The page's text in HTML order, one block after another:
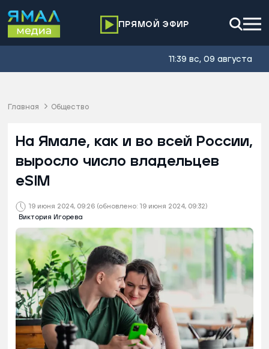
ПРЯМОЙ ЭФИР
11:39 вс, 09 августа
Главная Общество
19 июня 2024, 09:26 (обновлено: 19 июня 2024, 09:32)
Виктория Игорева
На Ямале, как и во всей России,
выросло число владельцев
eSIM